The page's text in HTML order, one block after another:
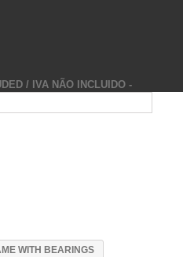
/ IVA NÃO INCLUIDO -
WITH BEARINGS